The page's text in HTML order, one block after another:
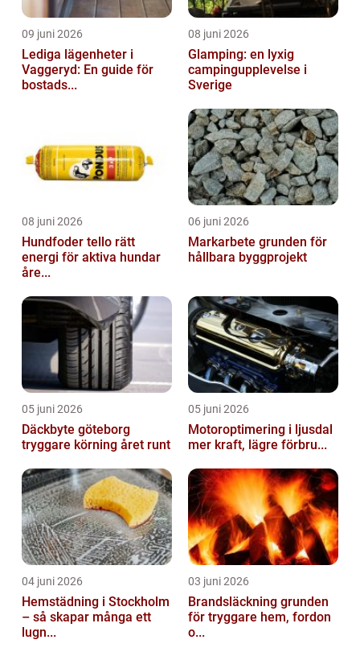
09 juni 2026
Lediga lägenheter i
Vaggeryd: En guide för
bostads...
08 juni 2026
Glamping: en lyxig
campingupplevelse i
Sverige
08 juni 2026
Hundfoder tello rätt
energi för aktiva hundar
åre...
06 juni 2026
Markarbete grunden för
hållbara byggprojekt
05 juni 2026
Däckbyte göteborg
tryggare körning året runt
05 juni 2026
Motoroptimering i ljusdal
mer kraft, lägre förbru...
04 juni 2026
Hemstädning i Stockholm
– så skapar många ett
lugn...
03 juni 2026
Brandsläckning grunden
för tryggare hem, fordon
o...